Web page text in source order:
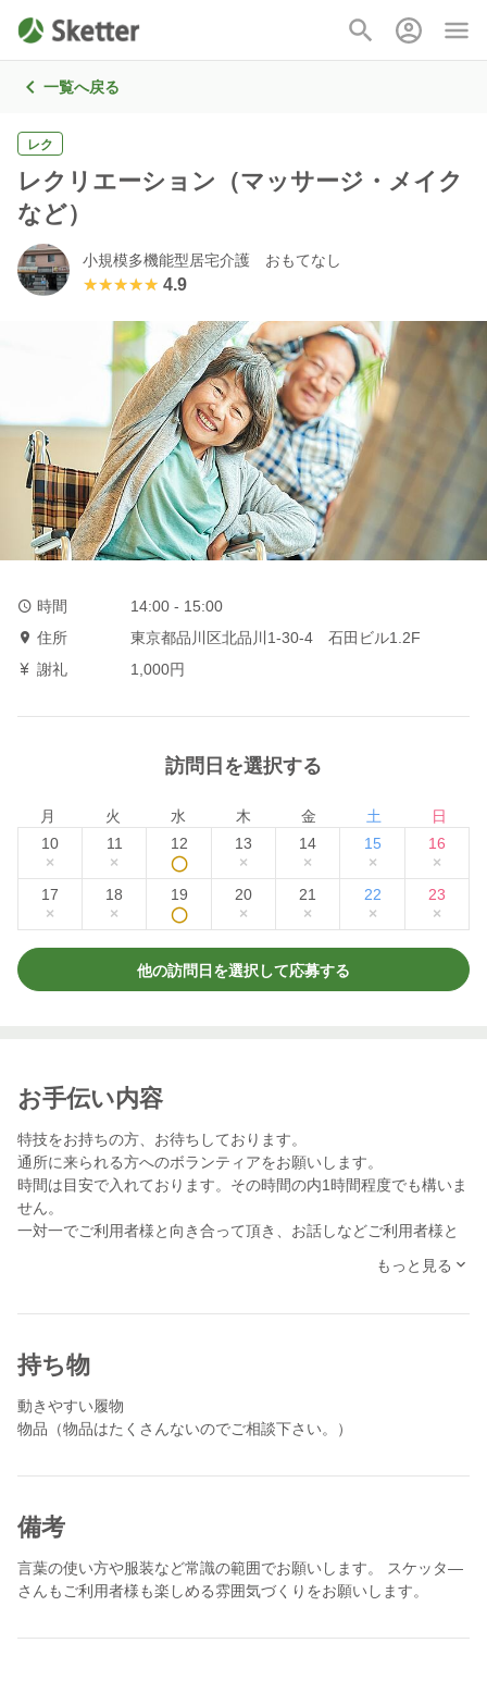
一覧へ戻る
レク
レクリエーション（マッサージ・メイク
など）
小規模多機能型居宅介護 おもてなし
★★★★★
★★★★★ 4.9
時間
14:00 - 15:00
住所
東京都品川区北品川1-30-4 石田ビル1.2F
謝礼
1,000円
訪問日を選択する
月 火 水 木 金 土
日
10
×
11
×
12
◯
13
×
14
×
15
×
16
×
17
×
18
×
19
◯
20
×
21
×
22
×
23
×
他の訪問日を選択して応募する
お手伝い内容
特技をお持ちの方、お待ちしております。
通所に来られる方へのボランティアをお願いします。
時間は目安で入れております。その時間の内1時間程度でも構いま
せん。
一対一でご利用者様と向き合って頂き、お話しなどご利用者様と
もっと見る
持ち物
動きやすい履物
物品（物品はたくさんないのでご相談下さい。）
備考
言葉の使い方や服装など常識の範囲でお願いします。 スケッタ―
さんもご利用者様も楽しめる雰囲気づくりをお願いします。